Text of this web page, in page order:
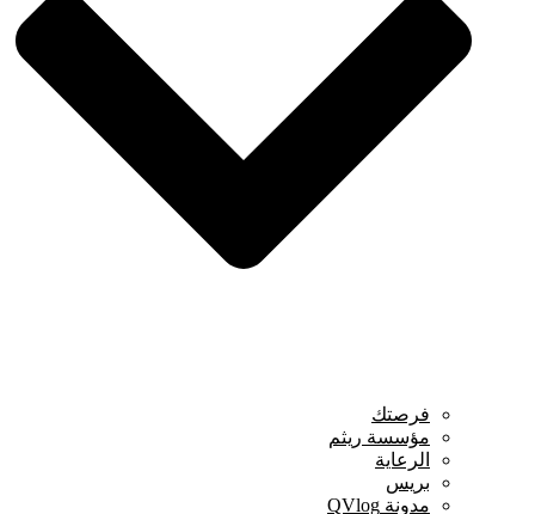
فرصتك
مؤسسة ريثم
الرعاية
بريس
مدونة QVlog